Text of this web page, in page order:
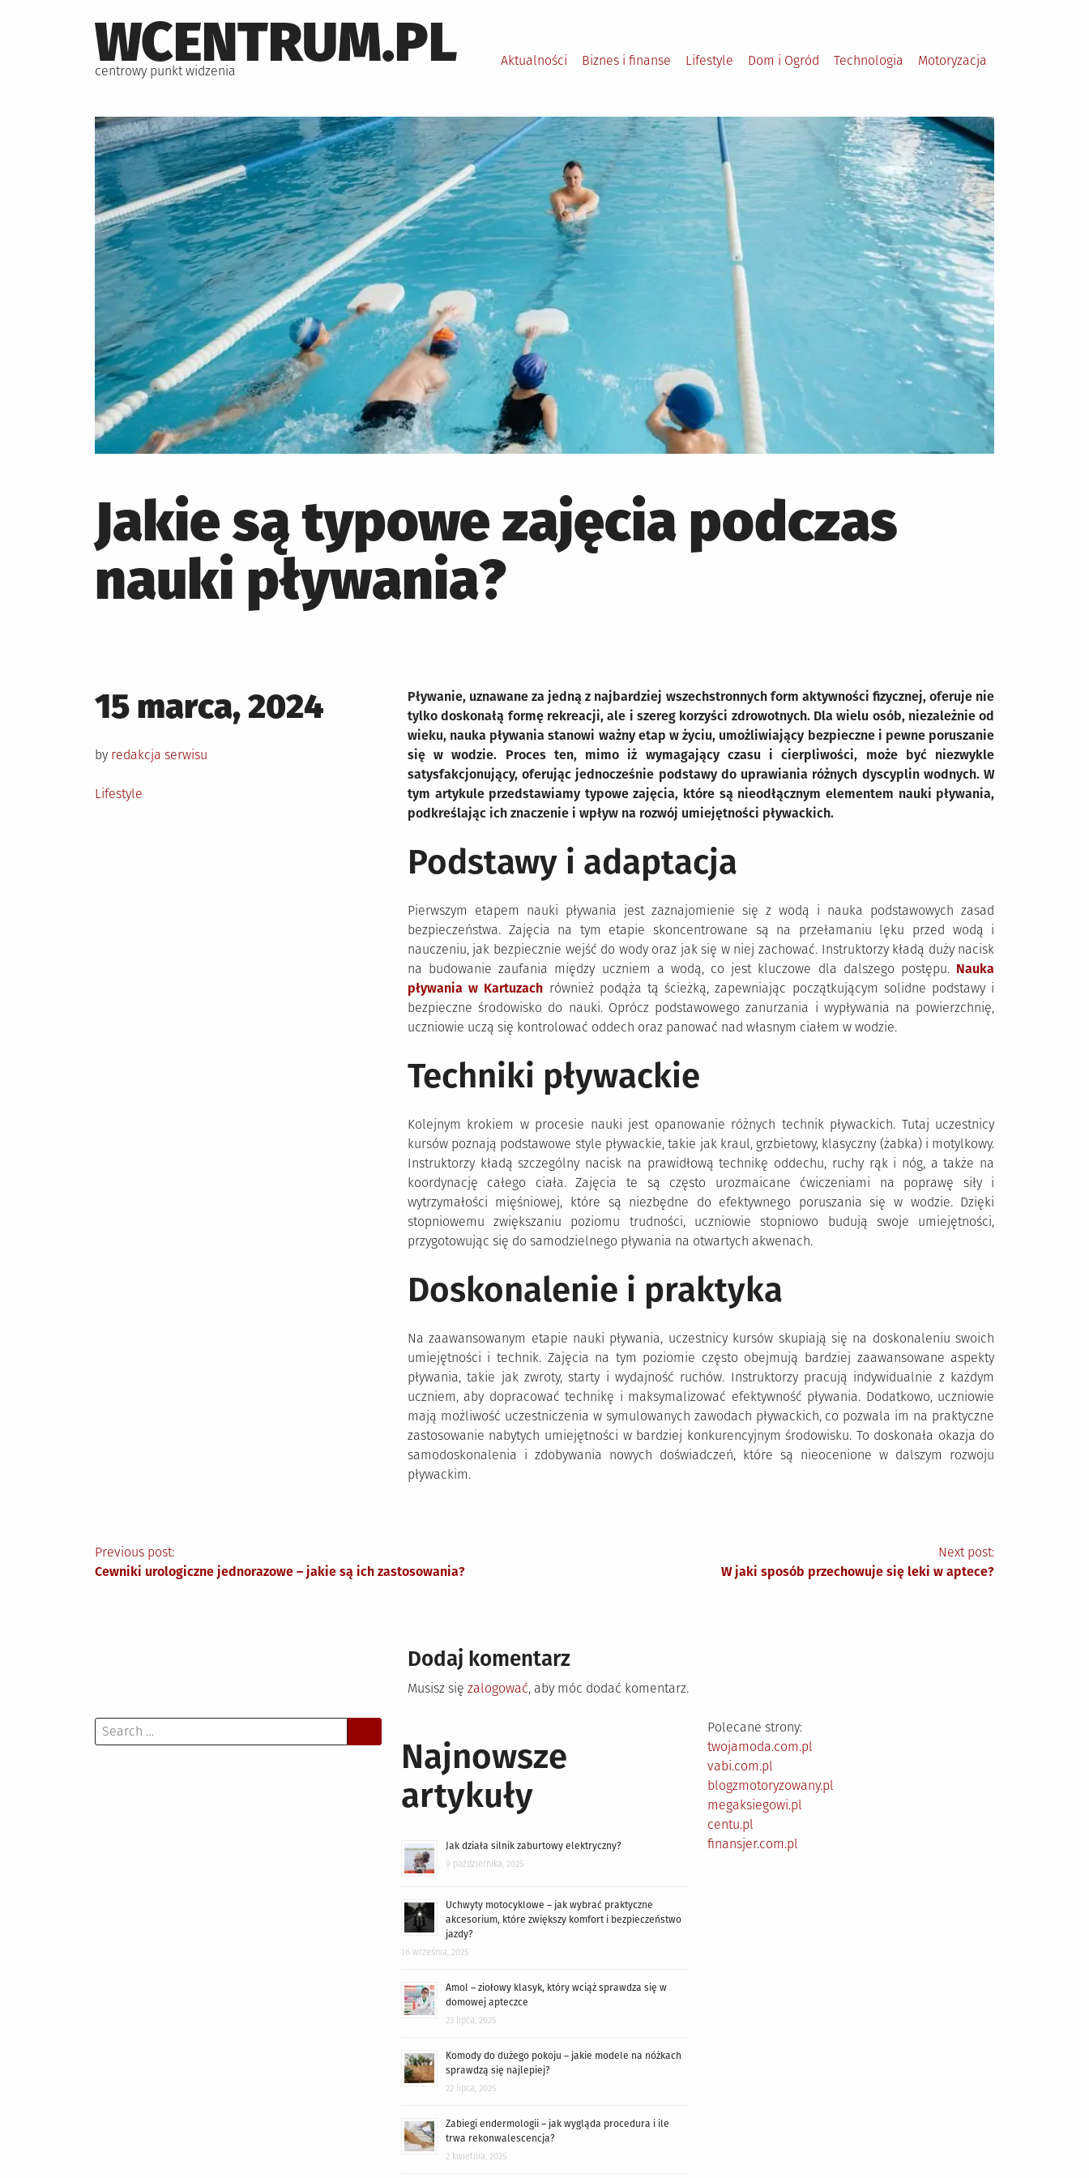
to
content
WCENTRUM.PL
centrowy punkt widzenia
Aktualności Biznes i finanse Lifestyle Dom i Ogród Technologia Motoryzacja
Jakie są typowe zajęcia podczas
nauki pływania?
Posted
on
15 marca, 2024
by redakcja serwisu
Posted
Lifestyle
Pływanie, uznawane za jedną z najbardziej wszechstronnych form aktywności fizycznej, oferuje nie
tylko doskonałą formę rekreacji, ale i szereg korzyści zdrowotnych. Dla wielu osób, niezależnie od
wieku, nauka pływania stanowi ważny etap w życiu, umożliwiający bezpieczne i pewne poruszanie
się w wodzie. Proces ten, mimo iż wymagający czasu i cierpliwości, może być niezwykle
satysfakcjonujący, oferując jednocześnie podstawy do uprawiania różnych dyscyplin wodnych. W
tym artykule przedstawiamy typowe zajęcia, które są nieodłącznym elementem nauki pływania,
podkreślając ich znaczenie i wpływ na rozwój umiejętności pływackich.
Podstawy i adaptacja
Pierwszym etapem nauki pływania jest zaznajomienie się z wodą i nauka podstawowych zasad
bezpieczeństwa. Zajęcia na tym etapie skoncentrowane są na przełamaniu lęku przed wodą i
nauczeniu, jak bezpiecznie wejść do wody oraz jak się w niej zachować. Instruktorzy kładą duży nacisk
na budowanie zaufania między uczniem a wodą, co jest kluczowe dla dalszego postępu. Nauka
pływania w Kartuzach również podąża tą ścieżką, zapewniając początkującym solidne podstawy i
bezpieczne środowisko do nauki. Oprócz podstawowego zanurzania i wypływania na powierzchnię,
uczniowie uczą się kontrolować oddech oraz panować nad własnym ciałem w wodzie.
Techniki pływackie
Kolejnym krokiem w procesie nauki jest opanowanie różnych technik pływackich. Tutaj uczestnicy
kursów poznają podstawowe style pływackie, takie jak kraul, grzbietowy, klasyczny (żabka) i motylkowy.
Instruktorzy kładą szczególny nacisk na prawidłową technikę oddechu, ruchy rąk i nóg, a także na
koordynację całego ciała. Zajęcia te są często urozmaicane ćwiczeniami na poprawę siły i
wytrzymałości mięśniowej, które są niezbędne do efektywnego poruszania się w wodzie. Dzięki
stopniowemu zwiększaniu poziomu trudności, uczniowie stopniowo budują swoje umiejętności,
przygotowując się do samodzielnego pływania na otwartych akwenach.
Doskonalenie i praktyka
Na zaawansowanym etapie nauki pływania, uczestnicy kursów skupiają się na doskonaleniu swoich
umiejętności i technik. Zajęcia na tym poziomie często obejmują bardziej zaawansowane aspekty
pływania, takie jak zwroty, starty i wydajność ruchów. Instruktorzy pracują indywidualnie z każdym
uczniem, aby dopracować technikę i maksymalizować efektywność pływania. Dodatkowo, uczniowie
mają możliwość uczestniczenia w symulowanych zawodach pływackich, co pozwala im na praktyczne
zastosowanie nabytych umiejętności w bardziej konkurencyjnym środowisku. To doskonała okazja do
samodoskonalenia i zdobywania nowych doświadczeń, które są nieocenione w dalszym rozwoju
pływackim.
Nawigacja
Previous post:
Cewniki urologiczne jednorazowe – jakie są ich zastosowania?
Next post:
W jaki sposób przechowuje się leki w aptece?
Dodaj komentarz
Musisz się zalogować, aby móc dodać komentarz.
Search
for:
Najnowsze
artykuły
Jak działa silnik zaburtowy elektryczny?
9 października, 2025
Uchwyty motocyklowe – jak wybrać praktyczne
akcesorium, które zwiększy komfort i bezpieczeństwo
jazdy?
16 września, 2025
Amol – ziołowy klasyk, który wciąż sprawdza się w
domowej apteczce
23 lipca, 2025
Komody do dużego pokoju – jakie modele na nóżkach
sprawdzą się najlepiej?
22 lipca, 2025
Zabiegi endermologii – jak wygląda procedura i ile
trwa rekonwalescencja?
2 kwietnia, 2025
Polecane strony:
twojamoda.com.pl
vabi.com.pl
blogzmotoryzowany.pl
megaksiegowi.pl
centu.pl
finansjer.com.pl